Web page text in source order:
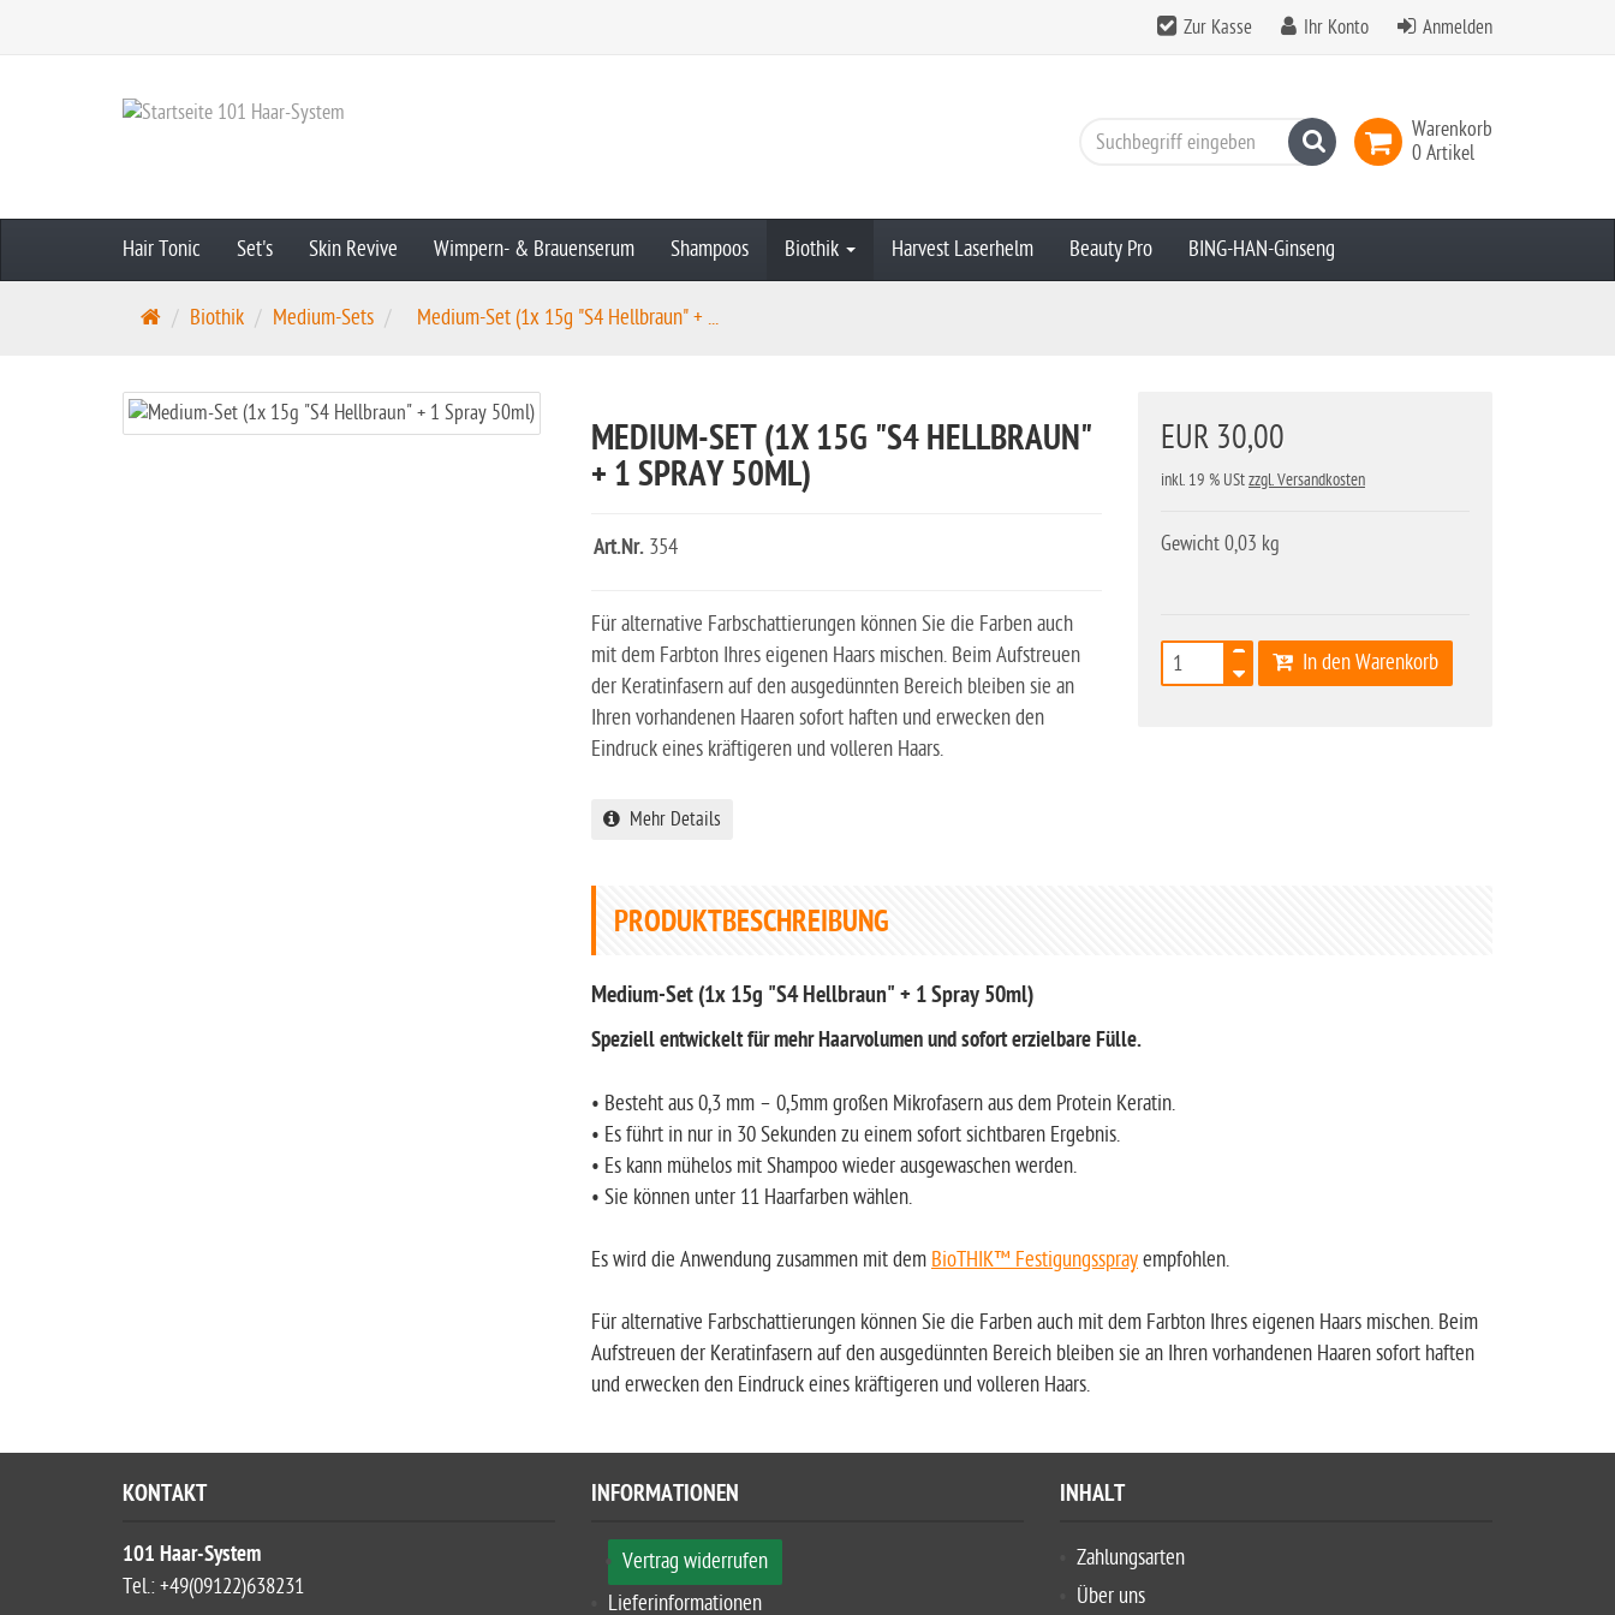
Zur Kasse Ihr Konto Anmelden
Warenkorb
0 Artikel
Suchen
Hair Tonic Set's Skin Revive Wimpern- & Brauenserum Shampoos Biothik Harvest Laserhelm Beauty Pro BING-HAN-Ginseng
S
r
t
Biothik Medium-Sets Medium-Set (1x 15g "S4 Hellbraun" + ...
EUR 30,00
inkl. 19 % UStzzgl. Versandkosten
Gewicht 0,03 kg
In den Warenkorb
MEDIUM-SET (1X 15G "S4 HELLBRAUN"
+ 1 SPRAY 50ML)
Art.Nr. 354
Für alternative Farbschattierungen können Sie die Farben auch
mit dem Farbton Ihres eigenen Haars mischen. Beim Aufstreuen
der Keratinfasern auf den ausgedünnten Bereich bleiben sie an
Ihren vorhandenen Haaren sofort haften und erwecken den
Eindruck eines kräftigeren und volleren Haars.
Mehr Details
PRODUKTBESCHREIBUNG
Medium-Set (1x 15g "S4 Hellbraun" + 1 Spray 50ml)
Speziell entwickelt für mehr Haarvolumen und sofort erzielbare Fülle.
• Besteht aus 0,3 mm – 0,5mm großen Mikrofasern aus dem Protein Keratin.
• Es führt in nur in 30 Sekunden zu einem sofort sichtbaren Ergebnis.
• Es kann mühelos mit Shampoo wieder ausgewaschen werden.
• Sie können unter 11 Haarfarben wählen.
Es wird die Anwendung zusammen mit dem BioTHIK™ Festigungssprayempfohlen.
Für alternative Farbschattierungen können Sie die Farben auch mit dem Farbton Ihres eigenen Haars mischen. Beim
Aufstreuen der Keratinfasern auf den ausgedünnten Bereich bleiben sie an Ihren vorhandenen Haaren sofort haften
und erwecken den Eindruck eines kräftigeren und volleren Haars.
KONTAKT
101 Haar-System
Tel.: +49(09122)638231
INFORMATIONEN
Vertrag widerrufen
Lieferinformationen
INHALT
Zahlungsarten
Über uns